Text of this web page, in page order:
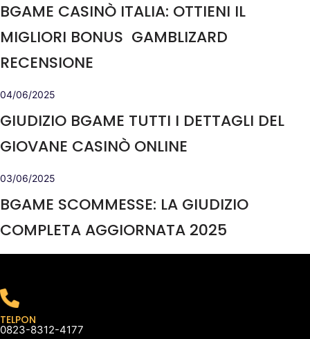
BGAME CASINÒ ITALIA: OTTIENI IL
MIGLIORI BONUS ️ GAMBLIZARD
RECENSIONE
04/06/2025
GIUDIZIO BGAME TUTTI I DETTAGLI DEL
GIOVANE CASINÒ ONLINE
03/06/2025
BGAME SCOMMESSE: LA GIUDIZIO
COMPLETA AGGIORNATA 2025
TELPON
0823-8312-4177